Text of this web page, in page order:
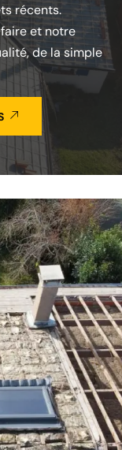
récents.
et notre
de la simple